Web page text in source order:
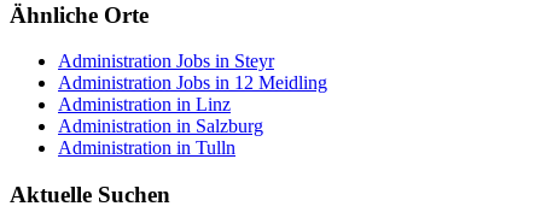
Ähnliche Orte
Administration Jobs in Steyr
Administration Jobs in 12 Meidling
Administration in Linz
Administration in Salzburg
Administration in Tulln
Aktuelle Suchen